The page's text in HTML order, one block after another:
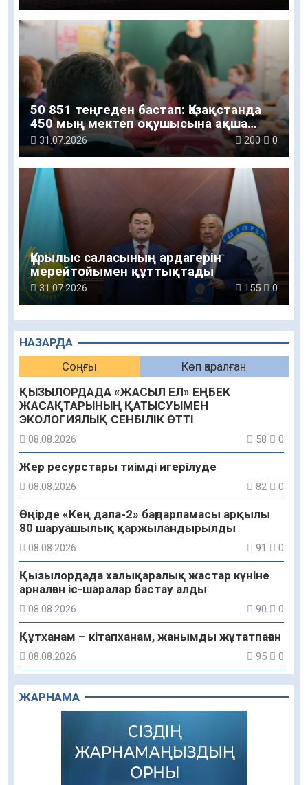
НАЗАРДА
Соңғы
Көп қаралған
ҚЫЗЫЛОРДАДА «ЖАСЫЛ ЕЛ» ЕҢБЕК
ЖАСАҚТАРЫНЫҢ ҚАТЫСУЫМЕН
ЭКОЛОГИЯЛЫҚ СЕНБІЛІК ӨТТІ
08.08.2026 58 0
Жер ресурстары тиімді игерілуде
08.08.2026 82 0
Өңірде «Кең дала-2» бағдарламасы арқылы
80 шаруашылық қаржыландырылды
08.08.2026 91 0
Қызылордада халықаралық жастар күніне
арналған іс-шаралар бастау алды
08.08.2026 90 0
Құтханам – кітапханам, жанымды жұтатпаған
08.08.2026 95 0
Құрылыс қарқыны – қала дамуының айғағы
08.08.2026
Зәулім ғимараттарда туған жерді түлеткен
азаматтардың қолтаңбасы бар
ЖАРНАМА
50 851 теңгеден бастап: Қазақстанда
450 мың мектеп оқушысына ақша
беріледі
31.07.2026 200 0
Құрылыс саласының ардагерін
мерейтойымен құттықтады
31.07.2026 155 0